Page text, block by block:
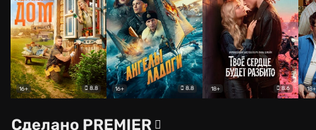
16+ 8.8 16+ 8.8 18+ 8.6 18+
Сделано PREMIER